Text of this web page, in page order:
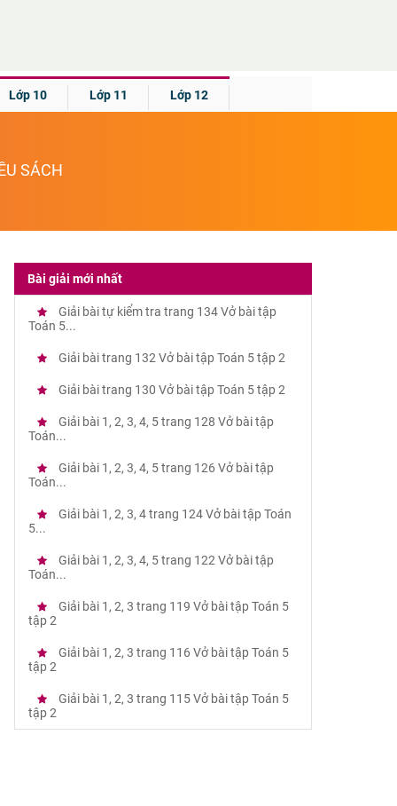
Lớp 10 Lớp 11 Lớp 12
SÁCH
Bài giải mới nhất
Giải bài tự kiểm tra trang 134 Vở bài tập
Toán 5...
Giải bài trang 132 Vở bài tập Toán 5 tập 2
Giải bài trang 130 Vở bài tập Toán 5 tập 2
Giải bài 1, 2, 3, 4, 5 trang 128 Vở bài tập
Toán...
Giải bài 1, 2, 3, 4, 5 trang 126 Vở bài tập
Toán...
Giải bài 1, 2, 3, 4 trang 124 Vở bài tập Toán
5...
Giải bài 1, 2, 3, 4, 5 trang 122 Vở bài tập
Toán...
Giải bài 1, 2, 3 trang 119 Vở bài tập Toán 5
tập 2
Giải bài 1, 2, 3 trang 116 Vở bài tập Toán 5
tập 2
Giải bài 1, 2, 3 trang 115 Vở bài tập Toán 5
tập 2